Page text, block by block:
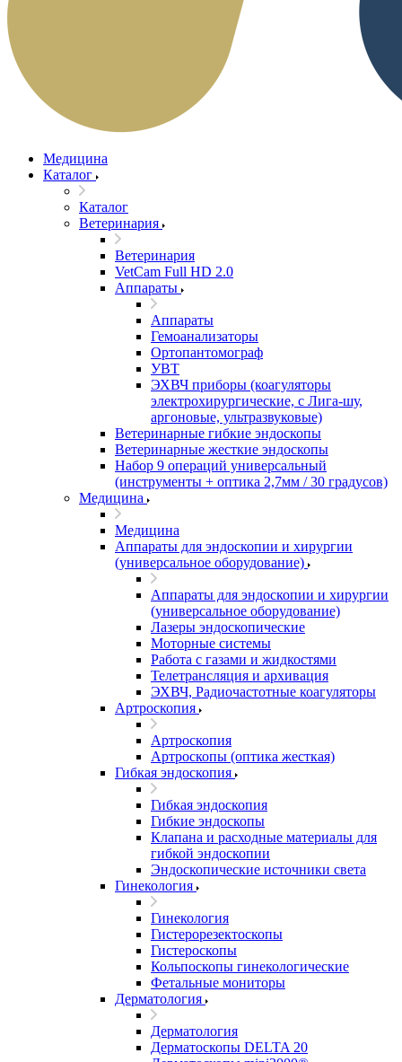
Медицина
Каталог
Каталог
Ветеринария
Ветеринария
VetCam Full HD 2.0
Аппараты
Аппараты
Гемоанализаторы
Ортопантомограф
УВТ
ЭХВЧ приборы (коагуляторы
электрохирургические, с Лига-шу,
аргоновые, ультразвуковые)
Ветеринарные гибкие эндоскопы
Ветеринарные жесткие эндоскопы
Набор 9 операций универсальный
(инструменты + оптика 2,7мм / 30 градусов)
Медицина
Медицина
Аппараты для эндоскопии и хирургии
(универсальное оборудование)
Аппараты для эндоскопии и хирургии
(универсальное оборудование)
Лазеры эндоскопические
Моторные системы
Работа с газами и жидкостями
Телетрансляция и архивация
ЭХВЧ, Радиочастотные коагуляторы
Артроскопия
Артроскопия
Артроскопы (оптика жесткая)
Гибкая эндоскопия
Гибкая эндоскопия
Гибкие эндоскопы
Клапана и расходные материалы для
гибкой эндоскопии
Эндоскопические источники света
Гинекология
Гинекология
Гистерорезектоскопы
Гистероскопы
Кольпоскопы гинекологические
Фетальные мониторы
Дерматология
Дерматология
Дерматоскопы DELTA 20